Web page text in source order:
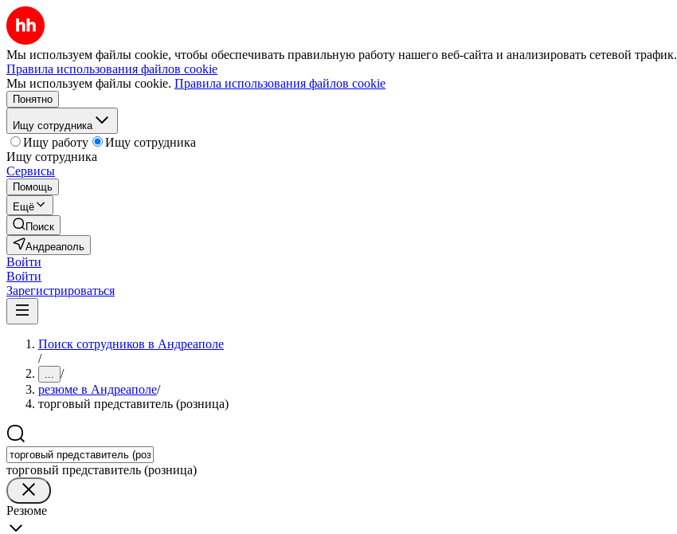
Мы используем файлы cookie, чтобы обеспечивать правильную работу нашего веб-сайта и анализировать сетевой трафик.
Правила использования файлов cookie
Мы используем файлы cookie. Правила использования файлов cookie
Понятно
Ищу сотрудника
Ищу работу
Ищу сотрудника
Ищу сотрудника
Сервисы
Помощь
Ещё
Поиск
Андреаполь
Войти
Войти
Зарегистрироваться
Поиск сотрудников в Андреаполе
/
... /
резюме в Андреаполе/
торговый представитель (розница)
торговый представитель (розница)
Резюме